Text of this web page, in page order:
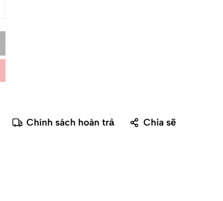
Chính sách hoàn trả Chia sẽ